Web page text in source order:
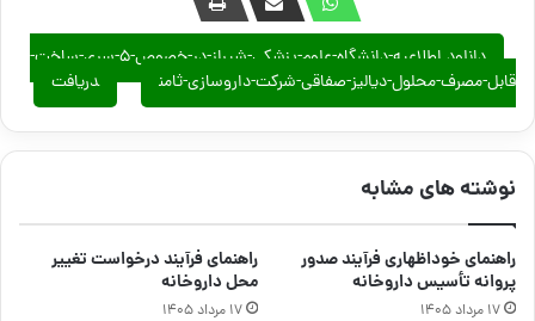
دانلود اطلاعیه-دانشگاه-علوم-پزشکی-شیراز-در-خصوص-۵-سری-ساخت-
قابل-مصرف-محلول-دیالیز-صفاقی-شرکت-داروسازی-ثامن
دریافت
نوشته های مشابه
راهنمای خوداظهاری فرآیند صدور
پروانه تأسیس داروخانه
۱۷ مرداد ۱۴۰۵
راهنمای فرآیند درخواست تغییر
محل داروخانه
۱۷ مرداد ۱۴۰۵